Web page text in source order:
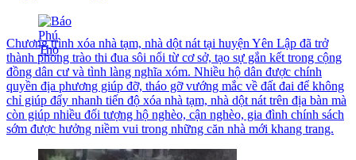
Chương trình xóa nhà tạm, nhà dột nát tại huyện Yên Lập đã trở
thành phong trào thi đua sôi nổi từ cơ sở, tạo sự gắn kết trong cộng
đồng dân cư và tình làng nghĩa xóm. Nhiều hộ dân được chính
quyền địa phương giúp đỡ, tháo gỡ vướng mắc về đất đai để không
chỉ giúp đẩy nhanh tiến độ xóa nhà tạm, nhà dột nát trên địa bàn mà
còn giúp nhiều đối tượng hộ nghèo, cận nghèo, gia đình chính sách
sớm được hưởng niềm vui trong những căn nhà mới khang trang.